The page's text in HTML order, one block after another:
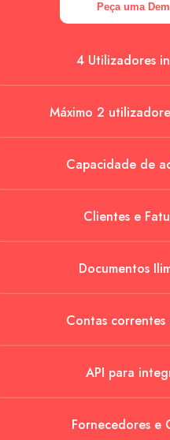
Peça uma
4 Utilizadores
Máximo 2
Capacidade de
Clientes e
Documentos
Contas correntes
API para
Fornecedores e